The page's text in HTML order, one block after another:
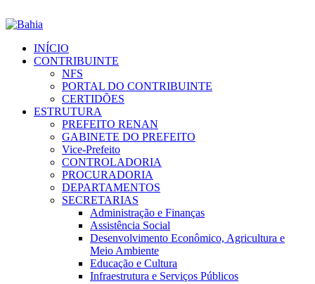
INÍCIO
CONTRIBUINTE
NFS
PORTAL DO CONTRIBUINTE
CERTIDÕES
ESTRUTURA
PREFEITO RENAN
GABINETE DO PREFEITO
Vice-Prefeito
CONTROLADORIA
PROCURADORIA
DEPARTAMENTOS
SECRETARIAS
Administração e Finanças
Assistência Social
Desenvolvimento Econômico, Agricultura e
Meio Ambiente
Educação e Cultura
Infraestrutura e Serviços Públicos